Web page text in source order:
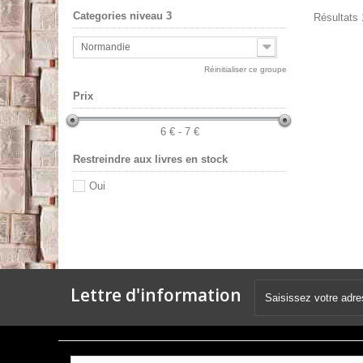
Categories niveau 3
Normandie
Réinitialiser ce groupe
Prix
6 € - 7 €
Restreindre aux livres en stock
Oui
Résultats
Lettre d'information